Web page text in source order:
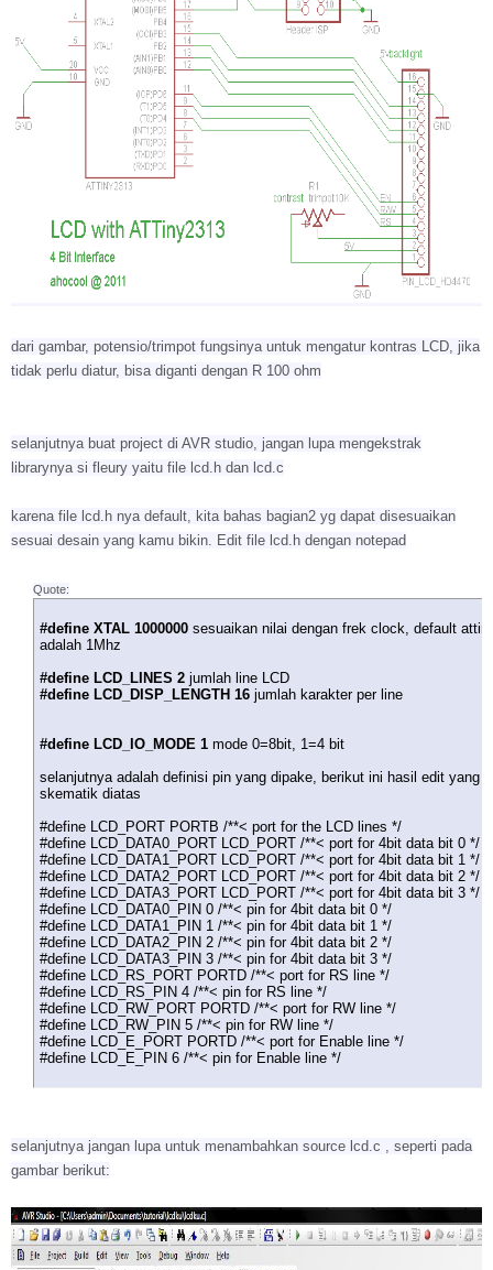
dari gambar, potensio/trimpot fungsinya untuk mengatur kontras LCD, jika
tidak perlu diatur, bisa diganti dengan R 100 ohm
selanjutnya buat project di AVR studio, jangan lupa mengekstrak
librarynya si fleury yaitu file lcd.h dan lcd.c
karena file lcd.h nya default, kita bahas bagian2 yg dapat disesuaikan
sesuai desain yang kamu bikin. Edit file lcd.h dengan notepad
Quote:
#define XTAL 1000000 sesuaikan nilai dengan frek clock, default
adalah 1Mhz
#define LCD_LINES 2 jumlah line LCD
#define LCD_DISP_LENGTH 16 jumlah karakter per line
#define LCD_IO_MODE 1 mode 0=8bit, 1=4 bit
selanjutnya adalah definisi pin yang dipake, berikut ini hasil edit yang
skematik diatas
#define LCD_PORT PORTB /**< port for the LCD lines */
#define LCD_DATA0_PORT LCD_PORT /**< port for 4bit data bit 0 */
#define LCD_DATA1_PORT LCD_PORT /**< port for 4bit data bit 1 */
#define LCD_DATA2_PORT LCD_PORT /**< port for 4bit data bit 2 */
#define LCD_DATA3_PORT LCD_PORT /**< port for 4bit data bit 3 */
#define LCD_DATA0_PIN 0 /**< pin for 4bit data bit 0 */
#define LCD_DATA1_PIN 1 /**< pin for 4bit data bit 1 */
#define LCD_DATA2_PIN 2 /**< pin for 4bit data bit 2 */
#define LCD_DATA3_PIN 3 /**< pin for 4bit data bit 3 */
#define LCD_RS_PORT PORTD /**< port for RS line */
#define LCD_RS_PIN 4 /**< pin for RS line */
#define LCD_RW_PORT PORTD /**< port for RW line */
#define LCD_RW_PIN 5 /**< pin for RW line */
#define LCD_E_PORT PORTD /**< port for Enable line */
#define LCD_E_PIN 6 /**< pin for Enable line */
selanjutnya jangan lupa untuk menambahkan source lcd.c , seperti pada
gambar berikut: